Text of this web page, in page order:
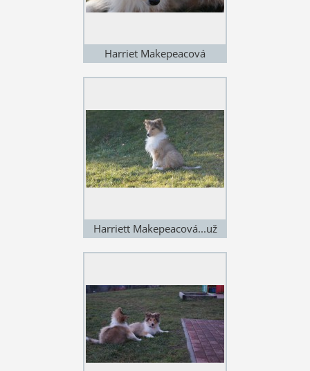
Harriet Makepeacová
Harriett Makepeacová...už